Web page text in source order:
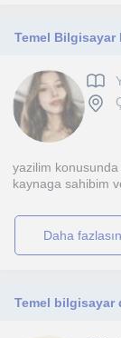
yazilim
kaynaga sahibim
daha